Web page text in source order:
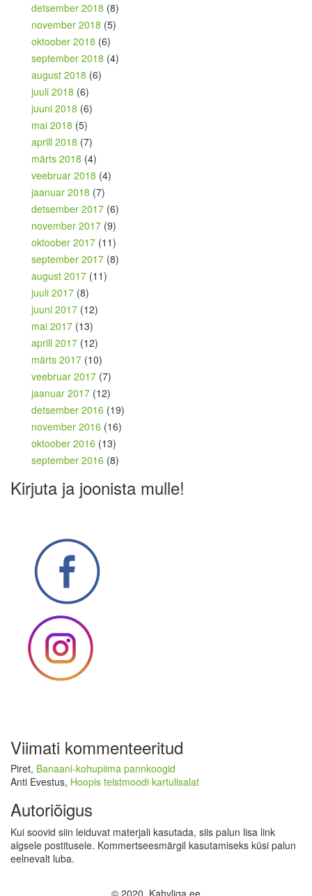
detsember 2018 (8)
november 2018 (5)
oktoober 2018 (6)
september 2018 (4)
august 2018 (6)
juuli 2018 (6)
juuni 2018 (6)
mai 2018 (5)
aprill 2018 (7)
märts 2018 (4)
veebruar 2018 (4)
jaanuar 2018 (7)
detsember 2017 (6)
november 2017 (9)
oktoober 2017 (11)
september 2017 (8)
august 2017 (11)
juuli 2017 (8)
juuni 2017 (12)
mai 2017 (13)
aprill 2017 (12)
märts 2017 (10)
veebruar 2017 (7)
jaanuar 2017 (12)
detsember 2016 (19)
november 2016 (16)
oktoober 2016 (13)
september 2016 (8)
Kirjuta ja joonista mulle!
Viimati kommenteeritud
Piret, Banaani-kohupiima pannkoogid
Anti Evestus, Hoopis teistmoodi kartulisalat
Autoriõigus
Kui soovid siin leiduvat materjali kasutada, siis palun lisa link
algsele postitusele. Kommertseesmärgil kasutamiseks küsi palun
eelnevalt luba.